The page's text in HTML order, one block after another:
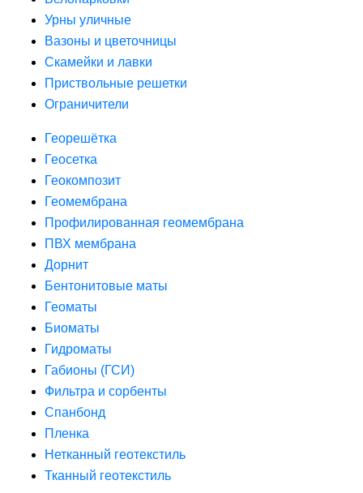
Урны уличные
Вазоны и цветочницы
Скамейки и лавки
Приствольные решетки
Ограничители
Георешётка
Геосетка
Геокомпозит
Геомембрана
Профилированная геомембрана
ПВХ мембрана
Дорнит
Бентонитовые маты
Геоматы
Биоматы
Гидроматы
Габионы (ГСИ)
Фильтра и сорбенты
Спанбонд
Пленка
Нетканный геотекстиль
Тканный геотекстиль